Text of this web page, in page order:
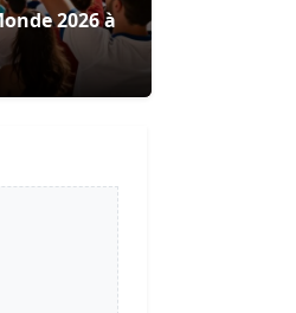
2026 à